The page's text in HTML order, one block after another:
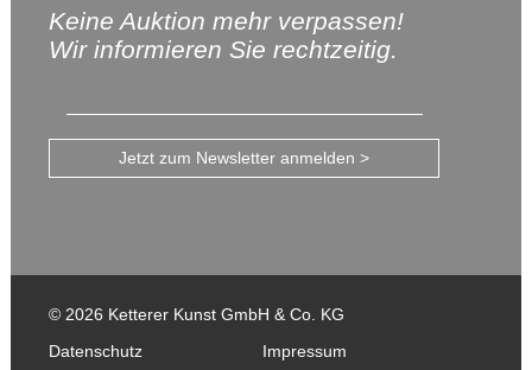
Keine Auktion mehr verpassen!
Wir informieren Sie rechtzeitig.
Jetzt zum Newsletter anmelden >
© 2026 Ketterer Kunst GmbH & Co. KG
Datenschutz
Impressum